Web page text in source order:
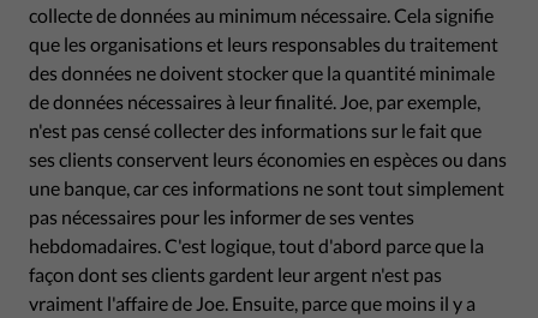
collecte de données au minimum nécessaire. Cela signifie
que les organisations et leurs responsables du traitement
des données ne doivent stocker que la quantité minimale
de données nécessaires à leur finalité. Joe, par exemple,
n'est pas censé collecter des informations sur le fait que
ses clients conservent leurs économies en espèces ou dans
une banque, car ces informations ne sont tout simplement
pas nécessaires pour les informer de ses ventes
hebdomadaires. C'est logique, tout d'abord parce que la
façon dont ses clients gardent leur argent n'est pas
vraiment l'affaire de Joe. Ensuite, parce que moins il y a